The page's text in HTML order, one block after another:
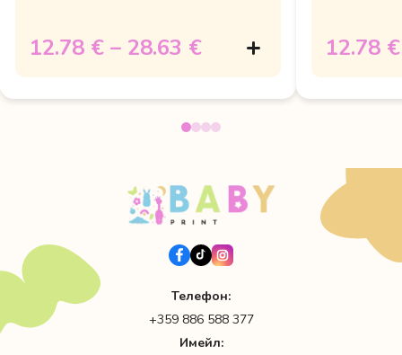
12.78 € – 28.63 € 12.78 €
Телефон:
+359 886 588 377
Имейл: